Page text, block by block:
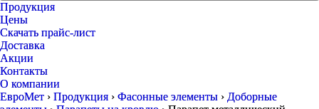
Продукция
Цены
Скачать прайс-лист
Доставка
Акции
Контакты
О компании
ЕвроМет › Продукция › Фасонные элементы › Доборные